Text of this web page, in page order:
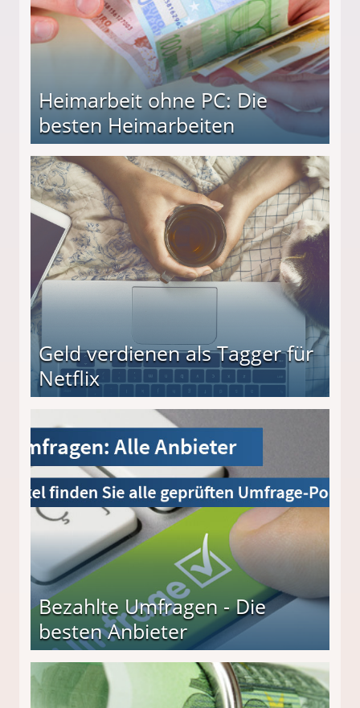
Heimarbeit ohne PC: Die
besten Heimarbeiten
Geld verdienen als Tagger für
Netflix
Bezahlte Umfragen - Die
besten Anbieter